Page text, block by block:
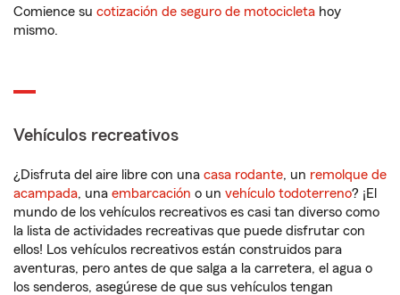
Comience su cotización de seguro de motocicleta hoy
mismo.
Vehículos recreativos
¿Disfruta del aire libre con una casa rodante, un remolque de
acampada, una embarcación o un vehículo todoterreno? ¡El
mundo de los vehículos recreativos es casi tan diverso como
la lista de actividades recreativas que puede disfrutar con
ellos! Los vehículos recreativos están construidos para
aventuras, pero antes de que salga a la carretera, el agua o
los senderos, asegúrese de que sus vehículos tengan